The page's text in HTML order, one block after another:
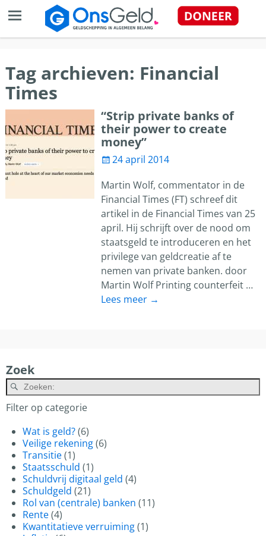
Tag archieven: Financial
Times
“Strip private banks of
their power to create
money”
24 april 2014
Martin Wolf, commentator in de
Financial Times (FT) schreef dit
artikel in de Financial Times van 25
april. Hij schrijft over de nood om
staatsgeld te introduceren en het
privilege van geldcreatie af te
nemen van private banken. door
Martin Wolf Printing counterfeit …
Lees meer →
Zoek
Filter op categorie
Wat is geld?(6)
Veilige rekening(6)
Transitie(1)
Staatsschuld (1)
Schuldvrij digitaal geld (4)
Schuldgeld (21)
Rol van (centrale) banken (11)
Rente(4)
Kwantitatieve verruiming(1)